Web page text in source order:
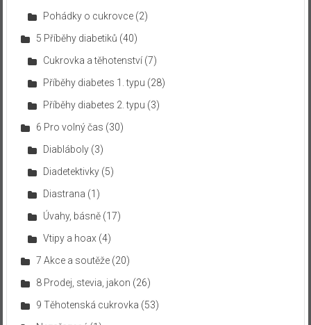
Pohádky o cukrovce(2)
5 Příběhy diabetiků (40)
Cukrovka a těhotenství(7)
Příběhy diabetes 1. typu (28)
Příběhy diabetes 2. typu (3)
6 Pro volný čas (30)
Diabláboly(3)
Diadetektivky(5)
Diastrana (1)
Úvahy, básně(17)
Vtipy a hoax (4)
7 Akce a soutěže(20)
8 Prodej, stevia, jakon (26)
9 Těhotenská cukrovka (53)